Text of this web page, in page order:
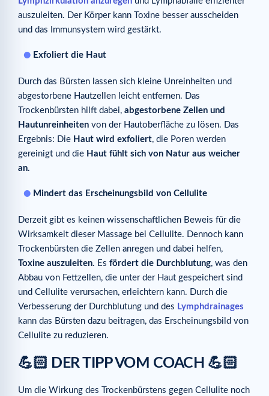
auszuleiten. Der Körper kann Toxine besser ausscheiden
und das Immunsystem wird gestärkt.
Exfoliert die Haut
Durch das Bürsten lassen sich kleine Unreinheiten und
abgestorbene Hautzellen leicht entfernen. Das
Trockenbürsten hilft dabei, abgestorbene Zellen und
Hautunreinheiten von der Hautoberfläche zu lösen. Das
Ergebnis: Die Haut wird exfoliert, die Poren werden
gereinigt und die Haut fühlt sich von Natur aus weicher
an.
Mindert das Erscheinungsbild von Cellulite
Derzeit gibt es keinen wissenschaftlichen Beweis für die
Wirksamkeit dieser Massage bei Cellulite. Dennoch kann
Trockenbürsten die Zellen anregen und dabei helfen,
Toxine auszuleiten. Es fördert die Durchblutung, was den
Abbau von Fettzellen, die unter der Haut gespeichert sind
und Cellulite verursachen, erleichtern kann. Durch die
Verbesserung der Durchblutung und des Lymphdrainages
kann das Bürsten dazu beitragen, das Erscheinungsbild von
Cellulite zu reduzieren.
💪🏻 DER TIPP VOM COACH 💪🏻
Um die Wirkung des Trockenbürstens gegen Cellulite noch